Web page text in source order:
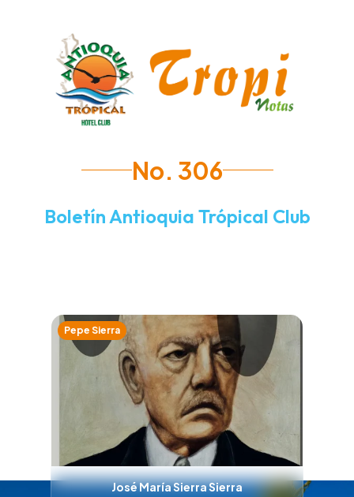
No. 306
Boletín Antioquia Trópical Club
Pepe Sierra
José María Sierra Sierra